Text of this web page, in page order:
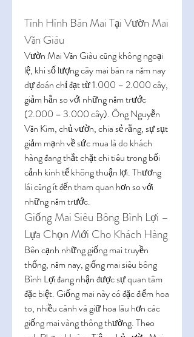
Tình Hình Bán Mai Tại Vườn Mai
Văn Giàu
Vườn Mai Văn Giàu cũng không ngoại
lệ, khi số lượng cây mai bán ra năm nay
dự đoán chỉ đạt từ 1.000 – 2.000 cây,
giảm hẳn so với những năm trước
(2.000 – 3.000 cây). Ông Nguyễn
Văn Kim, chủ vườn, chia sẻ rằng, sự sụt
giảm mạnh về sức mua là do khách
hàng đang thắt chặt chi tiêu trong bối
cảnh kinh tế không thuận lợi. Thương
lái cũng ít đến tham quan hơn so với
những năm trước.
Giống Mai Siêu Bông Bình Lợi –
Lựa Chọn Mới Cho Khách Hàng
Bên cạnh những giống mai truyền
thống, năm nay, giống mai siêu bông
Bình Lợi đang nhận được sự quan tâm
đặc biệt. Giống mai này có đặc điểm hoa
to, nhiều cánh và giữ hoa lâu hơn các
giống mai vàng thông thường. Theo